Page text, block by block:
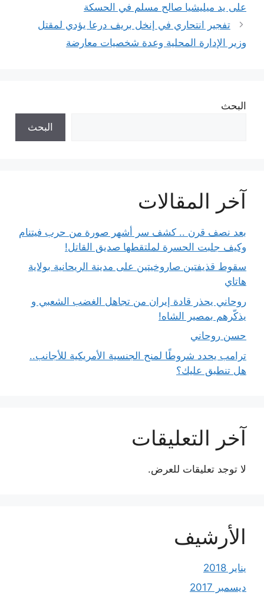
على يد ميليشيا صالح مسلم في الحسكة
تفجير انتحاري في إنخل بريف درعا يؤدي لمقتل
وزير الإدارة المحلية وعدة شخصيات معارضة
البحث
البحث
آخر المقالات
بعد نصف قرن .. كشف سر أشهر صورة من حرب فيتنام
وكيف جلبت الحسرة لملتقطها صديق القاتل!
سقوط قذيفتين صاروخيتين على مدينة الريحانية بولاية
هاتاي
روحاني يحذر قادة إيران من تجاهل الغضب الشعبي و
يذكّرهم بمصير الشاه!
حسن روحاني
ترامب يحدد شروطًا لمنح الجنسية الأمريكية للأجانب..
هل تنطبق عليك؟
آخر التعليقات
لا توجد تعليقات للعرض.
الأرشيف
يناير 2018
ديسمبر 2017